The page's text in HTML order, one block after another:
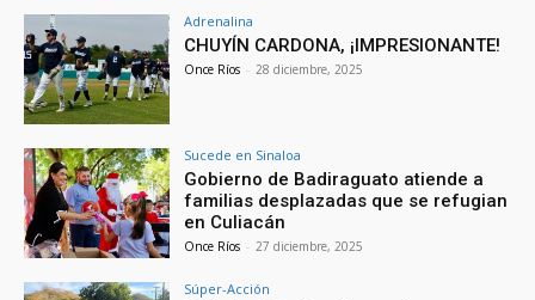
Adrenalina
CHUYÍN CARDONA, ¡IMPRESIONANTE!
Once Ríos - 28 diciembre, 2025
Sucede en Sinaloa
Gobierno de Badiraguato atiende a
familias desplazadas que se refugian
en Culiacán
Once Ríos - 27 diciembre, 2025
Súper-Acción